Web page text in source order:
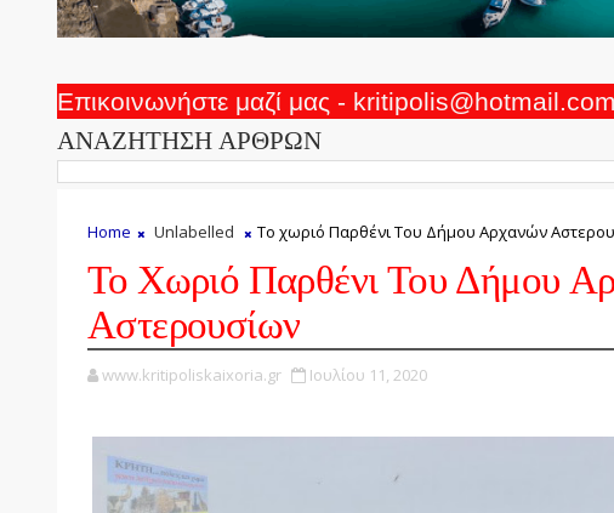
Επικοινωνήστε μαζί μας - kritipolis@hotmail.com
ΑΝΑΖΗΤΗΣΗ ΑΡΘΡΩΝ
Home Unlabelled Το χωριό Παρθένι Του Δήμου Αρχανών
Το Χωριό Παρθένι Του Δήμου
Αστερουσίων
www.kritipoliskaixoria.gr Ιουλίου 11, 2020